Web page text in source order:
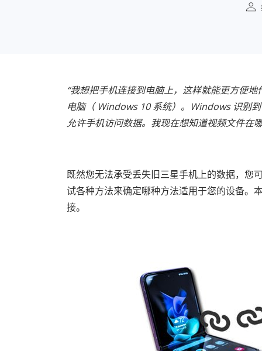
“我想把手机连接到电脑上，这样就能更方便
电脑（ Windows 10 系统）。Windows 识别
允许手机访问数据。我现在想知道视频文件在
既然您无法承受丢失旧三星手机上的数据，您
试各种方法来确定哪种方法适用于您的设备。
接。